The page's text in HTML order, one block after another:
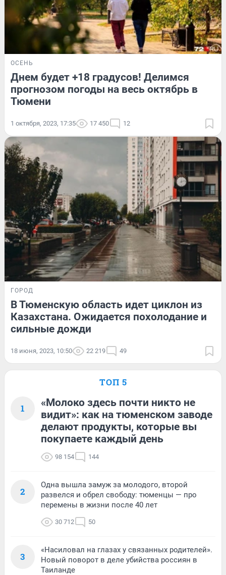
ОСЕНЬ
Днем будет +18 градусов! Делимся
прогнозом погоды на весь октябрь в
Тюмени
1 октября, 2023, 17:35 17 450 12
ГОРОД
В Тюменскую область идет циклон из
Казахстана. Ожидается похолодание и
сильные дожди
18 июня, 2023, 10:50 22 219 49
ТОП 5
1
«Молоко здесь почти никто не
видит»: как на тюменском заводе
делают продукты, которые вы
покупаете каждый день
98 154 144
2
Одна вышла замуж за молодого, второй
развелся и обрел свободу: тюменцы — про
перемены в жизни после 40 лет
30 712 50
3
«Насиловал на глазах у связанных родителей».
Новый поворот в деле убийства россиян в
Таиланде